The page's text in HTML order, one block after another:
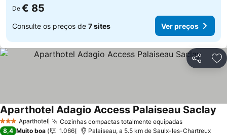
De € 85
Consulte os preços de 7 sites Ver preços
Partilhar
3 EstrelasAparthotel Cozinhas compactas totalmente equipadasVer preços
Aparthotel Adagio Access Palaiseau Saclay
8,4 Muito boa 1.066 Palaiseau, a 5.5 km de Saulx-les-Chartreux